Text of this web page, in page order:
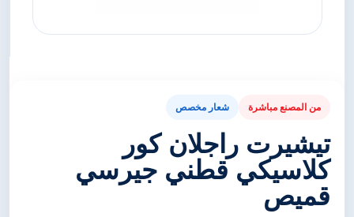
من المصنع مباشرة شعار مخصص
تيشيرت راجلان كور
كلاسيكي قطني جيرسي
قميص